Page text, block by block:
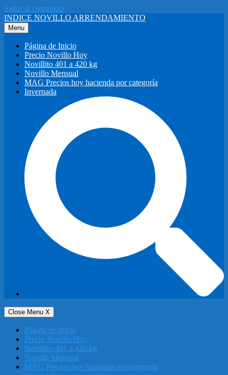
Saltar al contenido
INDICE NOVILLO ARRENDAMIENTO
Menu
Página de Inicio
Precio Novillo Hoy
Novillito 401 a 420 kg
Novillo Mensual
MAG Precios hoy hacienda por categoría
Invernada
Close Menu X
Página de Inicio
Precio Novillo Hoy
Novillito 401 a 420 kg
Novillo Mensual
MAG Precios hoy hacienda por categoría